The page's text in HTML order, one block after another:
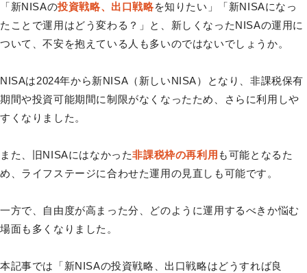
「新NISAの投資戦略、出口戦略を知りたい」「新NISAになっ
たことで運用はどう変わる？」と、新しくなったNISAの運用に
ついて、不安を抱えている人も多いのではないでしょうか。
NISAは2024年から新NISA（新しいNISA）となり、非課税保有
期間や投資可能期間に制限がなくなったため、さらに利用しや
すくなりました。
また、旧NISAにはなかった非課税枠の再利用 も可能となるた
め、ライフステージに合わせた運用の見直しも可能です。
一方で、自由度が高まった分、どのように運用するべきか悩む
場面も多くなりました。
本記事では「新NISAの投資戦略、出口戦略はどうすれば良